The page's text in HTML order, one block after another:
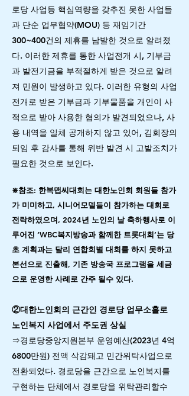
로당 사업등 핵심역량을 갖추진 못한 사업들
과 단순 업무협약(MOU) 등 재임기간
300~400건의 제휴를 남발한 것으로 알려졌
다. 이러한 제휴를 통한 사업전개 시, 기부금
과 발전기금을 부적절하게 받은 것으로 알려
져 민원이 발생하고 있다. 이러한 유형의 사업
전개로 받은 기부금과 기부물품을 개인이 사
적으로 받아 사용한 혐의가 발견되었으나, 사
용 내역을 일체 공개하지 않고 있어, 김회장의
퇴임 후 감사를 통해 위반 발견 시 고발조치가
필요한 것으로 보인다.
⋇참조: 한복맵씨대회는 대한노인회 회원들 참가
가 미미하고, 시니어모델들이 참가하는 대회로
전락하였으며, 2024년 노인의 날 축하행사로 이
루어진 ‘WBC복지방송과 함께한 트롯대회’는 당
초 계획과는 달리 연합회별 대회를 하지 못하고
본선으로 진출해, 기존 방송국 프로그램을 세금
으로 운영한 사례로 간주 될수 있다.
②대한노인회의 근간인 경로당 업무소홀로
노인복지 사업에서 주도권 상실
⇒경로당중앙지원본부 운영예산(2023년 4억
6800만원) 전액 삭감돼고 민간위탁사업으로
전환되었다. 경로당을 근간으로 노인복지를
구현하는 단체에서 경로당을 위탁관리할수